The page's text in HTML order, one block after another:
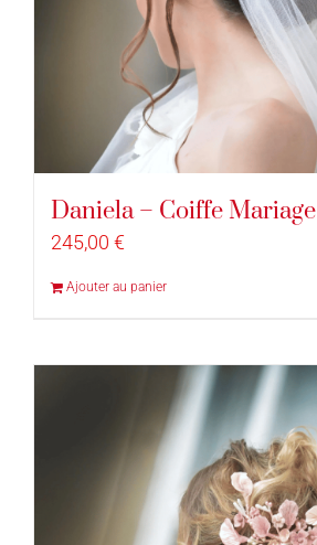
Daniela – Coiffe Mariage
245,00 €
Ajouter au panier